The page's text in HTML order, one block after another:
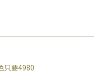
只要4980